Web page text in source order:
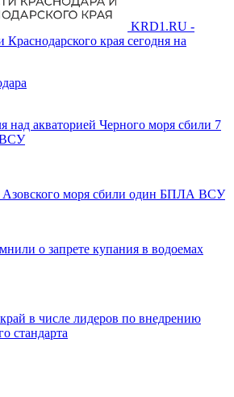
KRD1.RU -
края сегодня на
над акваторией Черного моря сбили 7
ВСУ
Азовского моря сбили один БПЛА ВСУ
о запрете купания в водоемах
в числе лидеров по внедрению
стандарта